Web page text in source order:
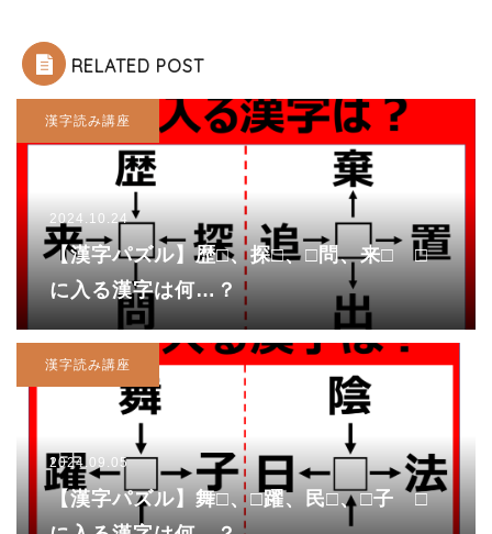
RELATED POST
漢字読み講座
2024.10.24
【漢字パズル】歴□、探□、□問、来□ □
に入る漢字は何…？
漢字読み講座
2024.09.05
【漢字パズル】舞□、□躍、民□、□子 □